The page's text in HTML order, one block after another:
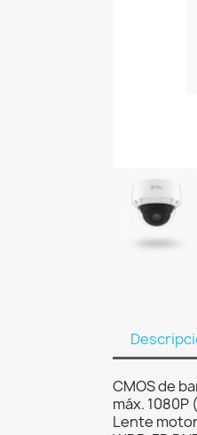
CMOS de
máx.
Lente